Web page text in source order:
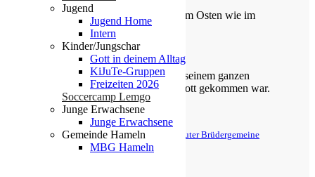
Jugend
Jugend Home
Intern
Kinder/Jungschar
Gott in deinem Alltag
KiJuTe-Gruppen
Freizeiten 2026
Soccercamp Lemgo
Junge Erwachsene
Junge Erwachsene
Gemeinde Hameln
MBG Hameln
Du machst fröhlich, was da lebet im Osten wie im
Psalm 65,9
Der Kerkermeister freute sich mit seinem ganzen
Hause, dass er zum Glauben an Gott gekommen war.
Apostelgeschichte 16,34
© Evangelische Brüder-Unität – Herrnhuter Brüdergemeine
Weitere Informationen finden Sie hier